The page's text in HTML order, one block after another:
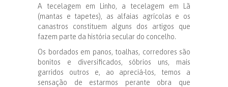
A tecelagem em Linho, a tecelagem em Lã
(mantas e tapetes), as alfaias agrícolas e os
canastros constituem alguns dos artigos que
fazem parte da história secular do concelho.
Os bordados em panos, toalhas, corredores são
bonitos e diversificados, sóbrios uns, mais
garridos outros e, ao apreciá-los, temos a
sensação de estarmos perante obra que